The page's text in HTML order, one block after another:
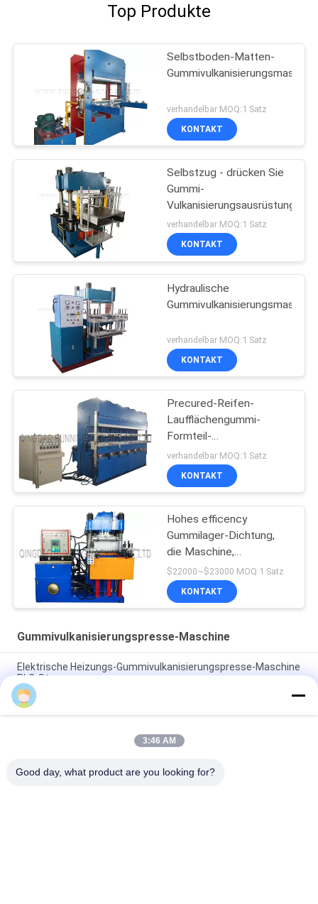
Top Produkte
Selbstboden-Matten-
verhandelbar MOQ:1 Satz
KONTAKT
Selbstzug - drücken Sie
Gummi-
Vulkanisierungsausrüstung
verhandelbar MOQ:1 Satz
KONTAKT
Hydraulische
verhandelbar MOQ:1 Satz
KONTAKT
Precured-Reifen-
Laufflächengummi-
Formteil-
Maschine/verschaffter
Reifen-Schritt, der
Maschine herstellt
verhandelbar MOQ:1 Satz
KONTAKT
Hohes efficency
Gummilager-Dichtung,
die Maschine,
Vulkanisierungsmaschine,
Formteil-Maschine
herstellt
$22000~$23000 MOQ:1 Satz
KONTAKT
Gummivulkanisierungspresse-Maschine
Elektrische Heizungs-Gummivulkanisierungspresse-Maschine
PLC-Steuerung
Die elektrische Heizungs-hydraulische Vulkanisierung
bearbeiten 2 Arbeitsschichten maschinell
Gummivulkanisierungsmaschinen-einzige
3:46 AM
Good day, what product are you looking for?